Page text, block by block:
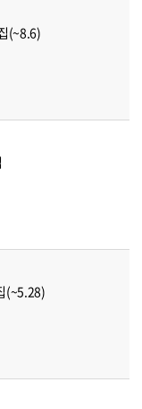
(~8.6)
(~5.28)